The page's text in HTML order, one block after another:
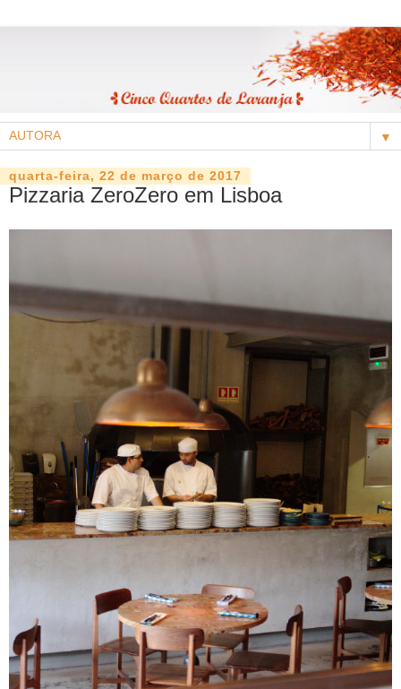
▼
quarta-feira, 22 de março de 2017
Pizzaria ZeroZero em Lisboa